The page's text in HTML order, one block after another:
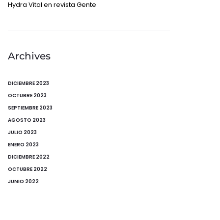
Hydra Vital en revista Gente
Archives
DICIEMBRE 2023
OCTUBRE 2023
SEPTIEMBRE 2023
AGOSTO 2023
JULIO 2023
ENERO 2023
DICIEMBRE 2022
OCTUBRE 2022
JUNIO 2022